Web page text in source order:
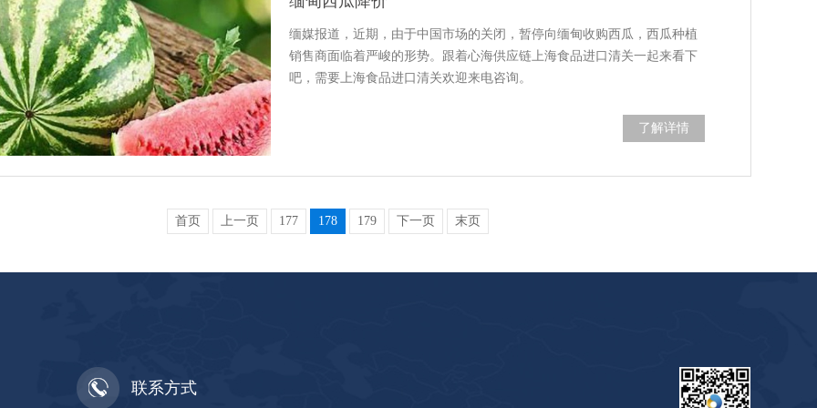
缅媒报道，近期，由于中国市场的关闭，暂停向缅甸收购西瓜，西瓜种植
销售商面临着严峻的形势。跟着心海供应链上海食品进口清关一起来看下
吧，需要上海食品进口清关欢迎来电咨询。
了解详情
首页 上一页 177 178 179 下一页 末页
联系方式